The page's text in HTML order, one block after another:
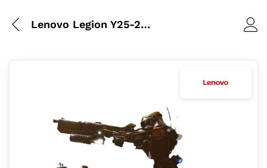
Lenovo Legion Y25-25 Écran Gaming 24.5″ FHD IPS 1ms 240 Hz